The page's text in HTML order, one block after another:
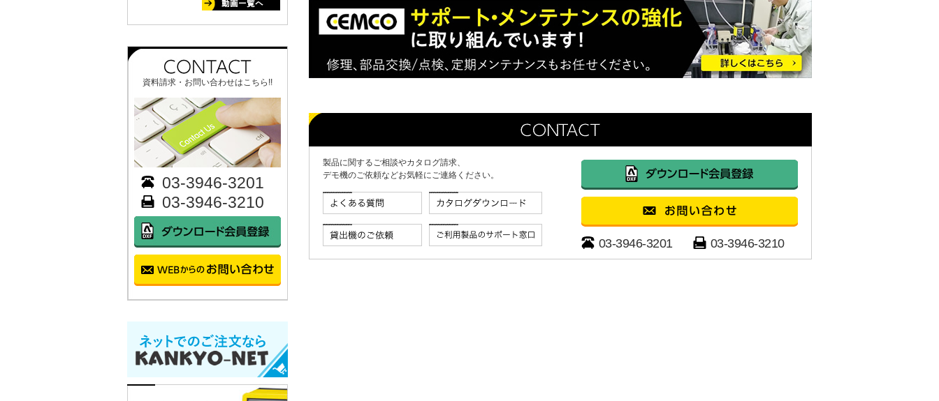
資料請求・お問い合わせはこちら!!
03-3946-3201
03-3946-3210
03-3946-3201 03-3946-3210
製品に関するご相談やカタログ請求、
デモ機のご依頼などお気軽にご連絡ください。